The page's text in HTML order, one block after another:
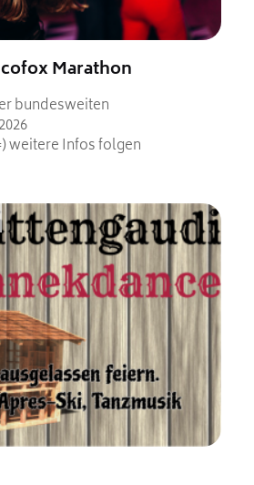
Marathon
bundesweiten
weitere Infos folgen